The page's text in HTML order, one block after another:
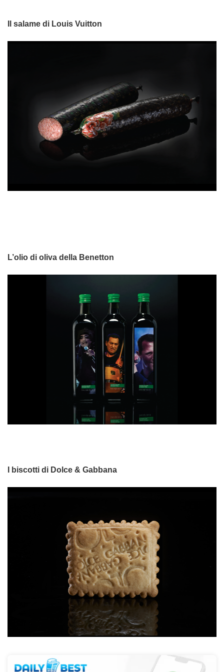
Il salame di Louis Vuitton
L’olio di oliva della Benetton
I biscotti di Dolce & Gabbana